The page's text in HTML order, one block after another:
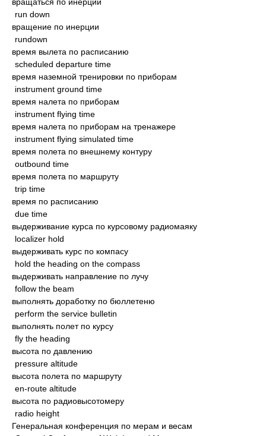
run down
вращение по инерции
rundown
время вылета по расписанию
scheduled departure time
время наземной тренировки по приборам
instrument ground time
время налета по приборам
instrument flying time
время налета по приборам на тренажере
instrument flying simulated time
время полета по внешнему контуру
outbound time
время полета по маршруту
trip time
время по расписанию
due time
выдерживание курса по курсовому радиомаяку
localizer hold
выдерживать курс по компасу
hold the heading on the compass
выдерживать направление по лучу
follow the beam
выполнять доработку по бюллетеню
perform the service bulletin
выполнять полет по курсу
fly the heading
высота по давлению
pressure altitude
высота полета по маршруту
en-route altitude
высота по радиовысотомеру
radio height
Генеральная конференция по мерам и весам